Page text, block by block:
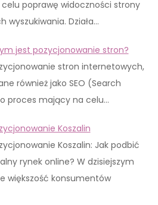
poprawę widoczności strony
wyszukiwania. Działa…
jest pozycjonowanie stron?
stron internetowych,
również jako SEO (Search
proces mający na celu…
Koszalin
Koszalin: Jak podbić
rynek online? W dzisiejszym
większość konsumentów